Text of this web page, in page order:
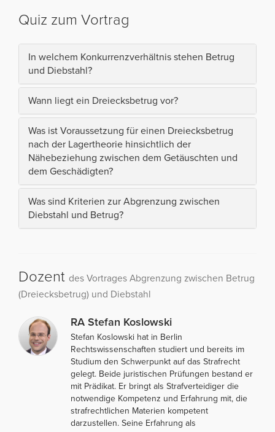
Quiz zum Vortrag
In welchem Konkurrenzverhältnis stehen Betrug
und Diebstahl?
Wann liegt ein Dreiecksbetrug vor?
Was ist Voraussetzung für einen Dreiecksbetrug
nach der Lagertheorie hinsichtlich der
Nähebeziehung zwischen dem Getäuschten und
dem Geschädigten?
Was sind Kriterien zur Abgrenzung zwischen
Diebstahl und Betrug?
Dozent des Vortrages Abgrenzung zwischen Betrug
(Dreiecksbetrug) und Diebstahl
RA Stefan Koslowski
Stefan Koslowski hat in Berlin
Rechtswissenschaften studiert und bereits im
Studium den Schwerpunkt auf das Strafrecht
gelegt. Beide juristischen Prüfungen bestand er
mit Prädikat. Er bringt als Strafverteidiger die
notwendige Kompetenz und Erfahrung mit, die
strafrechtlichen Materien kompetent
darzustellen. Seine Erfahrung als